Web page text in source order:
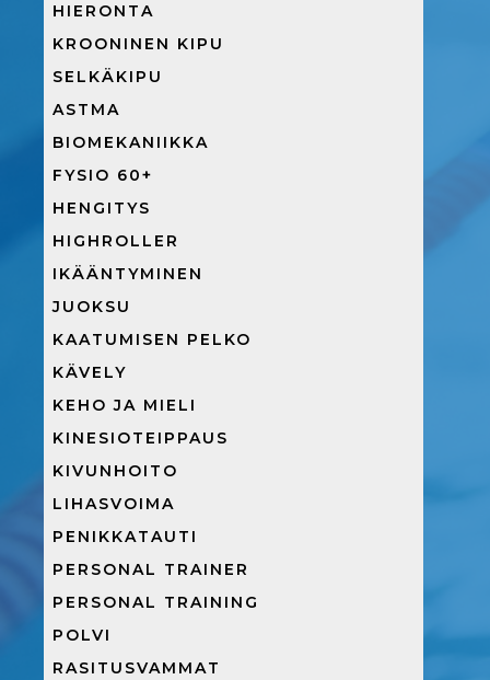
HIERONTA
KROONINEN KIPU
SELKÄKIPU
ASTMA
BIOMEKANIIKKA
FYSIO 60+
HENGITYS
HIGHROLLER
IKÄÄNTYMINEN
JUOKSU
KAATUMISEN PELKO
KÄVELY
KEHO JA MIELI
KINESIOTEIPPAUS
KIVUNHOITO
LIHASVOIMA
PENIKKATAUTI
PERSONAL TRAINER
PERSONAL TRAINING
POLVI
RASITUSVAMMAT